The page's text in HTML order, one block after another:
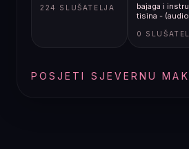
224 SLUŠATELJA
bajaga i
tisina -
0
POSJETI SJEVERNU